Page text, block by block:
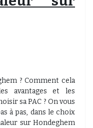
? Comment cela
avantages et les
sa PAC ? On vous
à pas, dans le choix
sur Hondeghem